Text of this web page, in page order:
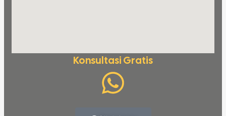
Konsultasi Gratis